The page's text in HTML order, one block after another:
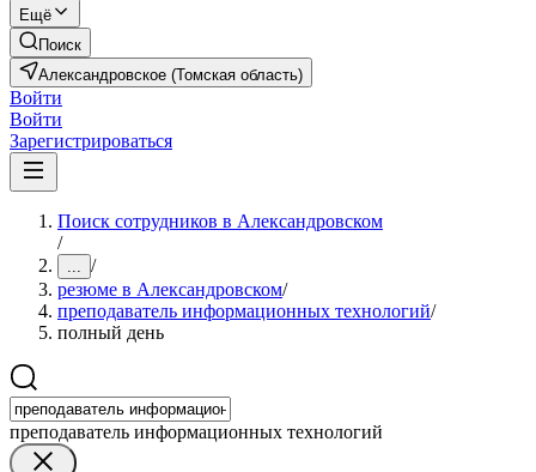
Ещё
Поиск
Александровское (Томская область)
Войти
Войти
Зарегистрироваться
Поиск сотрудников в Александровском
/
... /
резюме в Александровском/
преподаватель информационных технологий/
полный день
преподаватель информационных технологий